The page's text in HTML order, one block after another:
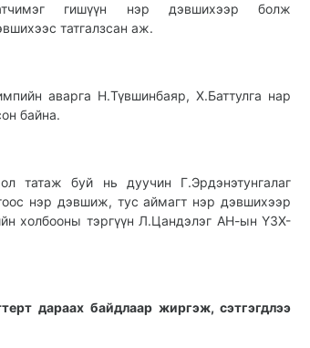
гишүүн нэр дэвшихээр болж
татгалзсан аж.
аварга Н.Түвшинбаяр, Х.Баттулга нар
байна.
татаж буй нь дуучин Г.Эрдэнэтунгалаг
нэр дэвшиж, тус аймагт нэр дэвшихээр
холбооны тэргүүн Л.Цандэлэг АН-ын ҮЗХ-
дараах байдлаар жиргэж, сэтгэгдлээ